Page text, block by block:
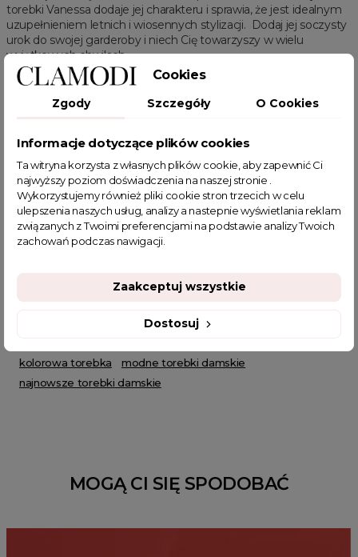
torebki Vanessa dodaje jej charakteru i sprawia, że jest idealnym
uzupełnieniem letnich i wiosennych stylizacji. Dodaj jej soczysty
urok do swojej garderoby i niech Cię towarzyszy w wielu
wyjątkowych chwilach.
Powiązanie kategorie: torebki, nowości i akcesoria
Powiązane kategorie:
Zobacz wszystkie Nowości | Akcesoria
Torebki damskie
Torebki Klasyczne
limonkowa torebka
kolorowa torebka
modne torebki damskie
najnowsze torebki damskie
MOGĄ CI SIĘ SPODOBAĆ
Cookies
Zgody Szczegóły O Cookies
Informacje dotyczące plików cookies
Ta witryna korzysta z własnych plików cookie, aby zapewnić Ci
najwyższy poziom doświadczenia na naszej stronie .
Wykorzystujemy również pliki cookie stron trzecich w celu
ulepszenia naszych usług, analizy a nastepnie wyświetlania reklam
związanych z Twoimi preferencjami na podstawie analizy Twoich
zachowań podczas nawigacji.
Dostosuj
Zaakceptuj wszystkie